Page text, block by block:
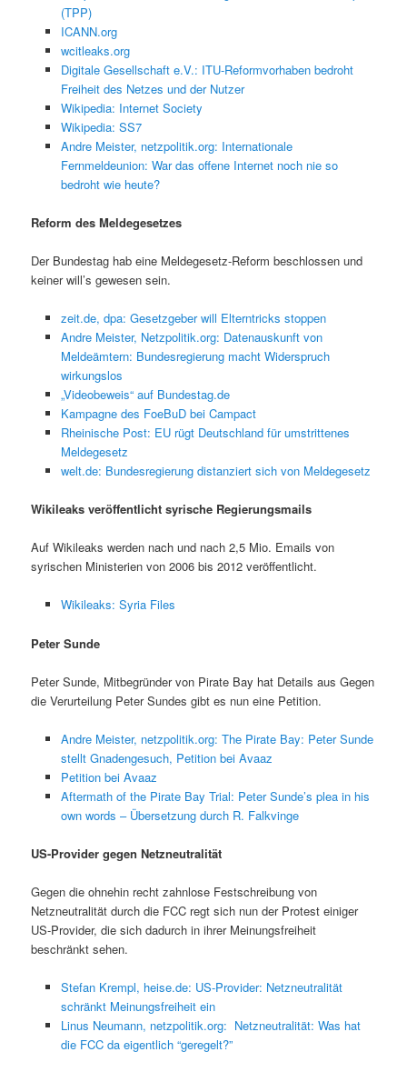
(TPP)
ICANN.org
wcitleaks.org
Digitale Gesellschaft e.V.: ITU-Reformvorhaben bedroht
Freiheit des Netzes und der Nutzer
Wikipedia: Internet Society
Wikipedia: SS7
Andre Meister, netzpolitik.org: Internationale
Fernmeldeunion: War das offene Internet noch nie so
bedroht wie heute?
Reform des Meldegesetzes
Der Bundestag hab eine Meldegesetz-Reform beschlossen und
keiner will’s gewesen sein.
zeit.de, dpa: Gesetzgeber will Elterntricks stoppen
Andre Meister, Netzpolitik.org: Datenauskunft von
Meldeämtern: Bundesregierung macht Widerspruch
wirkungslos
„Videobeweis“ auf Bundestag.de
Kampagne des FoeBuD bei Campact
Rheinische Post: EU rügt Deutschland für umstrittenes
Meldegesetz
welt.de: Bundesregierung distanziert sich von Meldegesetz
Wikileaks veröffentlicht syrische Regierungsmails
Auf Wikileaks werden nach und nach 2,5 Mio. Emails von
syrischen Ministerien von 2006 bis 2012 veröffentlicht.
Wikileaks: Syria Files
Peter Sunde
Peter Sunde, Mitbegründer von Pirate Bay hat Details aus Gegen
die Verurteilung Peter Sundes gibt es nun eine Petition.
Andre Meister, netzpolitik.org: The Pirate Bay: Peter Sunde
stellt Gnadengesuch, Petition bei Avaaz
Petition bei Avaaz
Aftermath of the Pirate Bay Trial: Peter Sunde’s plea in his
own words – Übersetzung durch R. Falkvinge
US-Provider gegen Netzneutralität
Gegen die ohnehin recht zahnlose Festschreibung von
Netzneutralität durch die FCC regt sich nun der Protest einiger
US-Provider, die sich dadurch in ihrer Meinungsfreiheit
beschränkt sehen.
Stefan Krempl, heise.de: US-Provider: Netzneutralität
schränkt Meinungsfreiheit ein
Linus Neumann, netzpolitik.org: Netzneutralität: Was hat
die FCC da eigentlich “geregelt?”